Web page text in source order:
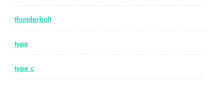
thunderbolt
type
type c